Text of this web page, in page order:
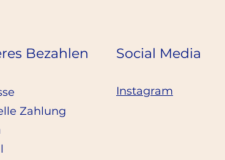
Bezahlen
Zahlung
Social Media
Instagram